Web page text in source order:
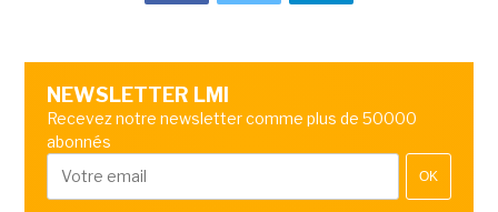
NEWSLETTER LMI
Recevez notre newsletter comme plus de 50000
abonnés
OK